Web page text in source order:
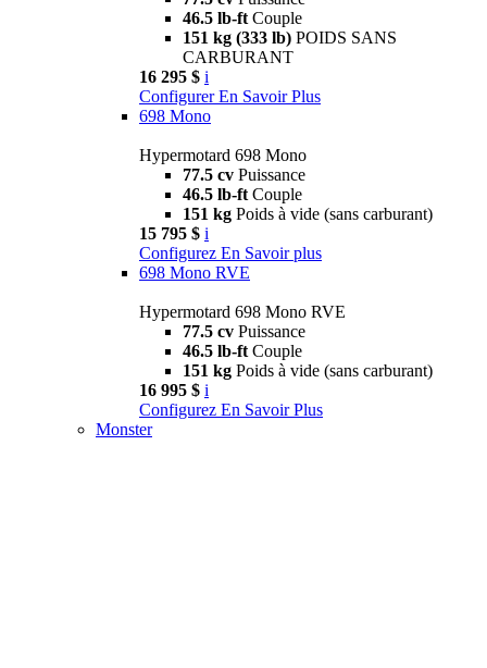
46.5 lb-ft Couple
151 kg (333 lb) POIDS SANS
CARBURANT
16 295 $ i
Configurer En Savoir Plus
698 Mono
Hypermotard 698 Mono
77.5 cv Puissance
46.5 lb-ft Couple
151 kg Poids à vide (sans carburant)
15 795 $ i
Configurez En Savoir plus
698 Mono RVE
Hypermotard 698 Mono RVE
77.5 cv Puissance
46.5 lb-ft Couple
151 kg Poids à vide (sans carburant)
16 995 $ i
Configurez En Savoir Plus
Monster